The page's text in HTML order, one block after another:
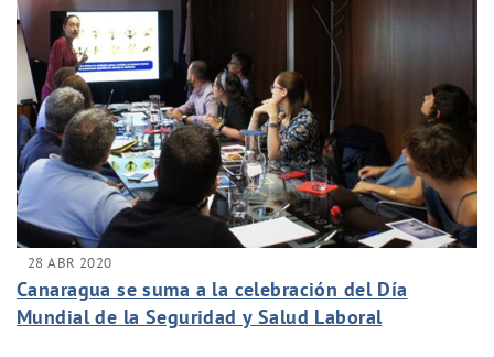
28 ABR 2020
Canaragua se suma a la celebración del Día
Mundial de la Seguridad y Salud Laboral